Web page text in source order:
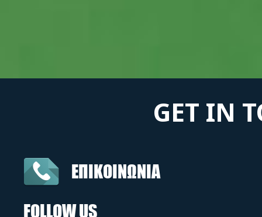
GET IN
ΕΠΙΚΟΙΝΩΝΙΑ
FOLLOW US